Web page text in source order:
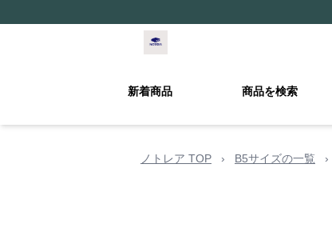
新着商品 商品を検索
ノトレア TOP › B5サイズの一覧 ›